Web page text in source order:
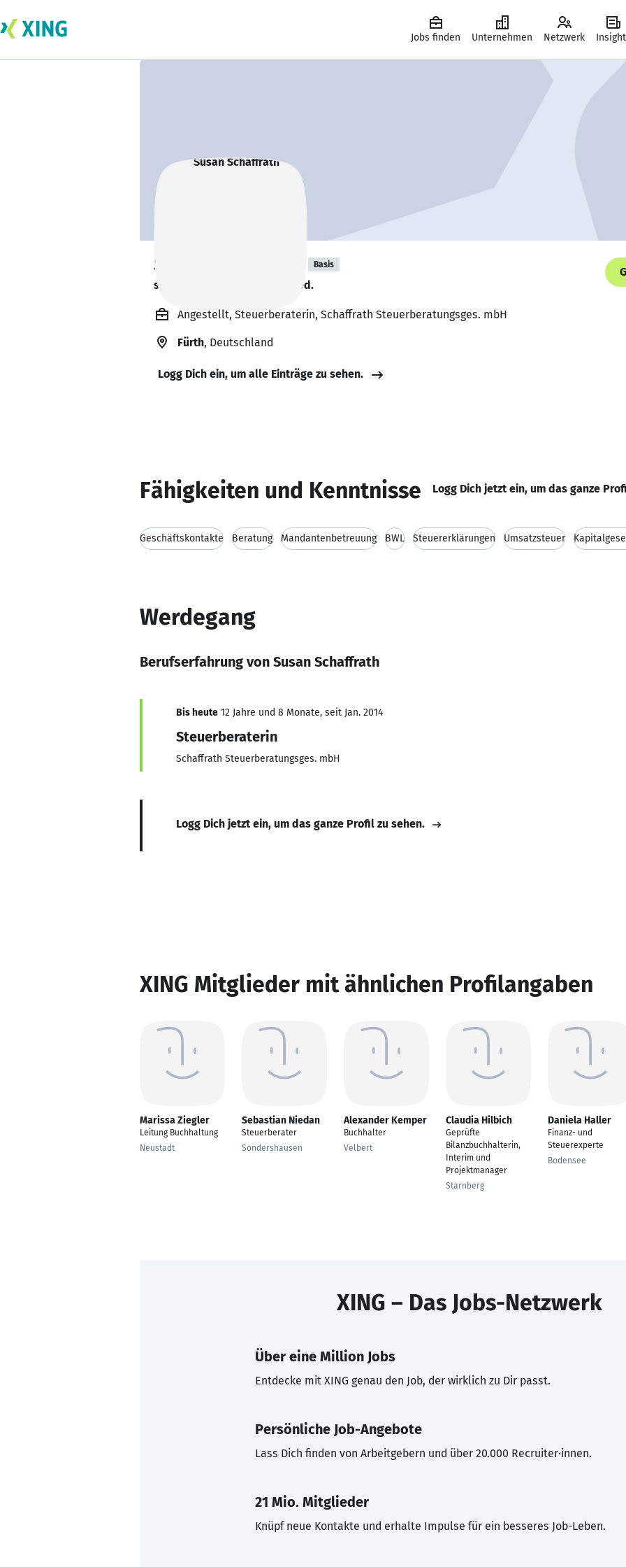
Jobs finden Unternehmen Netzwerk
Susan Schaffrath Basis
sucht ein neues Team-Mitglied.
Angestellt, Steuerberaterin, Schaffrath Steuerberatungsges. mbH
Fürth, Deutschland
Logg Dich ein, um alle Einträge zu sehen.
Fähigkeiten und Kenntnisse Logg Dich jetzt ein, um das ganze
Geschäftskontakte Beratung Mandantenbetreuung BWL Steuererklärungen Umsatzsteuer
Werdegang
Berufserfahrung von Susan Schaffrath
Bis heute 12 Jahre und 8 Monate, seit Jan. 2014
Steuerberaterin
Schaffrath Steuerberatungsges. mbH
Logg Dich jetzt ein, um das ganze Profil zu sehen.
XING Mitglieder mit ähnlichen Profilangaben
Marissa Ziegler
Leitung Buchhaltung
Neustadt
Sebastian Niedan
Steuerberater
Sondershausen
Alexander Kemper
Buchhalter
Velbert
Claudia Hilbich
Geprüfte
Bilanzbuchhalterin,
Interim und
Projektmanager
Starnberg
Daniela Haller
Finanz- und
Steuerexperte
Bodensee
XING – Das Jobs-Netzwerk
Über eine Million Jobs
Entdecke mit XING genau den Job, der wirklich zu Dir passt.
Persönliche Job-Angebote
Lass Dich finden von Arbeitgebern und über 20.000 Recruiter·innen.
21 Mio. Mitglieder
Knüpf neue Kontakte und erhalte Impulse für ein besseres Job-Leben.